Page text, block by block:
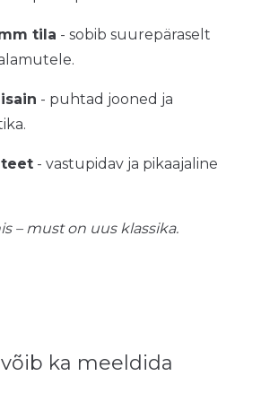
tila - sobib suurepäraselt
- puhtad jooned ja
- vastupidav ja pikaajaline
– must on uus klassika.
ka meeldida